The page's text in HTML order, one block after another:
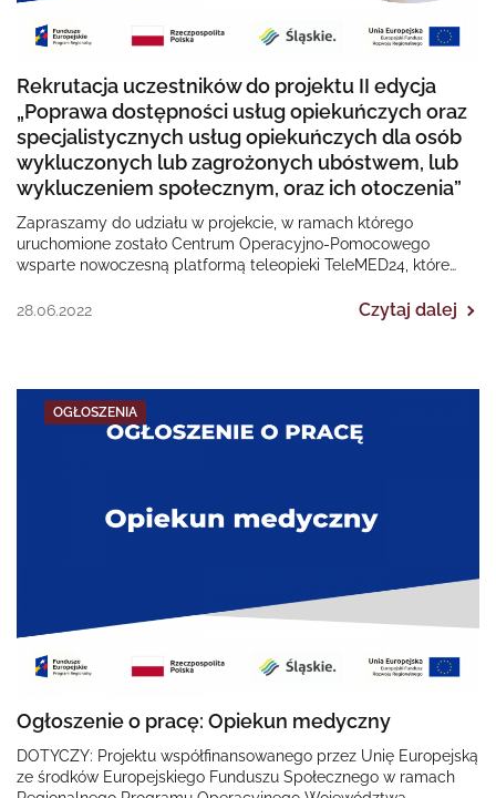
Rekrutacja uczestników do projektu II edycja
„Poprawa dostępności usług opiekuńczych oraz
specjalistycznych usług opiekuńczych dla osób
wykluczonych lub zagrożonych ubóstwem, lub
wykluczeniem społecznym, oraz ich otoczenia”
Zapraszamy do udziału w projekcie, w ramach którego
uruchomione zostało Centrum Operacyjno-Pomocowego
wsparte nowoczesną platformą teleopieki TeleMED24, które
28.06.2022
Czytaj dalej
OGŁOSZENIA
Ogłoszenie o pracę: Opiekun medyczny
DOTYCZY: Projektu współfinansowanego przez Unię Europejską
ze środków Europejskiego Funduszu Społecznego w ramach